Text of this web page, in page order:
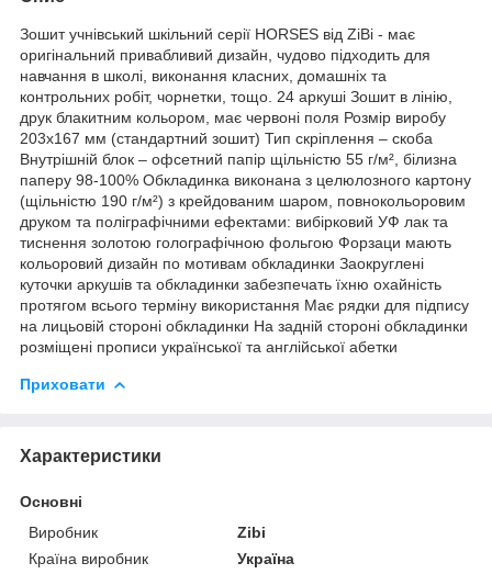
Зошит учнівський шкільний серії HORSES від ZiBi - має
оригінальний привабливий дизайн, чудово підходить для
навчання в школі, виконання класних, домашніх та
контрольних робіт, чорнетки, тощо. 24 аркуші Зошит в лінію,
друк блакитним кольором, має червоні поля Розмір виробу
203х167 мм (стандартний зошит) Тип скріплення – скоба
Внутрішній блок – офсетний папір щільністю 55 г/м², білизна
паперу 98-100% Обкладинка виконана з целюлозного картону
(щільністю 190 г/м²) з крейдованим шаром, повнокольоровим
друком та поліграфічними ефектами: вибірковий УФ лак та
тиснення золотою голографічною фольгою Форзаци мають
кольоровий дизайн по мотивам обкладинки Заокруглені
куточки аркушів та обкладинки забезпечать їхню охайність
протягом всього терміну використання Має рядки для підпису
на лицьовій стороні обкладинки На задній стороні обкладинки
розміщені прописи української та англійської абетки
Приховати
Характеристики
Основні
Виробник
Zibi
Країна виробник
Україна